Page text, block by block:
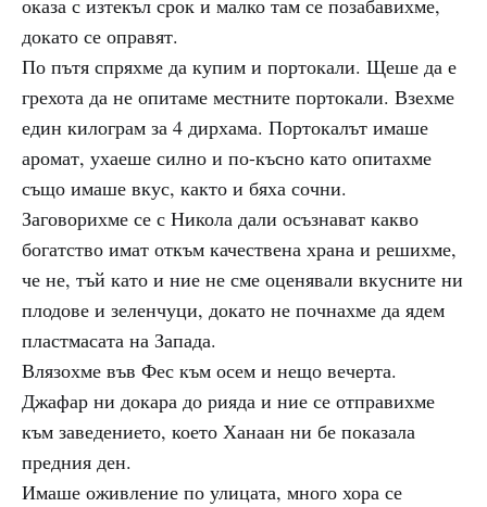
оказа с изтекъл срок и малко там се позабавихме,
докато се оправят.
По пътя спряхме да купим и портокали. Щеше да е
грехота да не опитаме местните портокали. Взехме
един килограм за 4 дирхама. Портокалът имаше
аромат, ухаеше силно и по-късно като опитахме
също имаше вкус, както и бяха сочни.
Заговорихме се с Никола дали осъзнават какво
богатство имат откъм качествена храна и решихме,
че не, тъй като и ние не сме оценявали вкусните ни
плодове и зеленчуци, докато не почнахме да ядем
пластмасата на Запада.
Влязохме във Фес към осем и нещо вечерта.
Джафар ни докара до рияда и ние се отправихме
към заведението, което Ханаан ни бе показала
предния ден.
Имаше оживление по улицата, много хора се